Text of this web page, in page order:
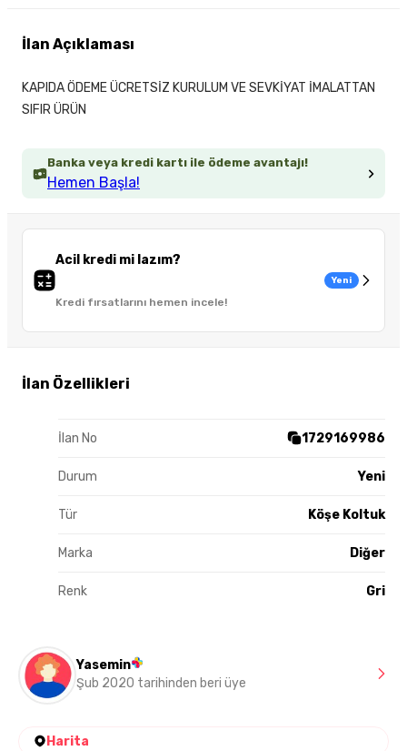
Banka veya kredi kartı ile ödeme avantajı!
Hemen Başla!
Acil kredi mi lazım?
Kredi fırsatlarını hemen incele!
Yeni
İlan Özellikleri
İlan No 1729169986
Durum Yeni
Tür Köşe Koltuk
Marka Diğer
Renk Gri
İlan Açıklaması
KAPIDA ÖDEME ÜCRETSİZ KURULUM VE SEVKİYAT İMALATTAN
SIFIR ÜRÜN
Yasemin
Şub 2020 tarihinden beri üye
Harita